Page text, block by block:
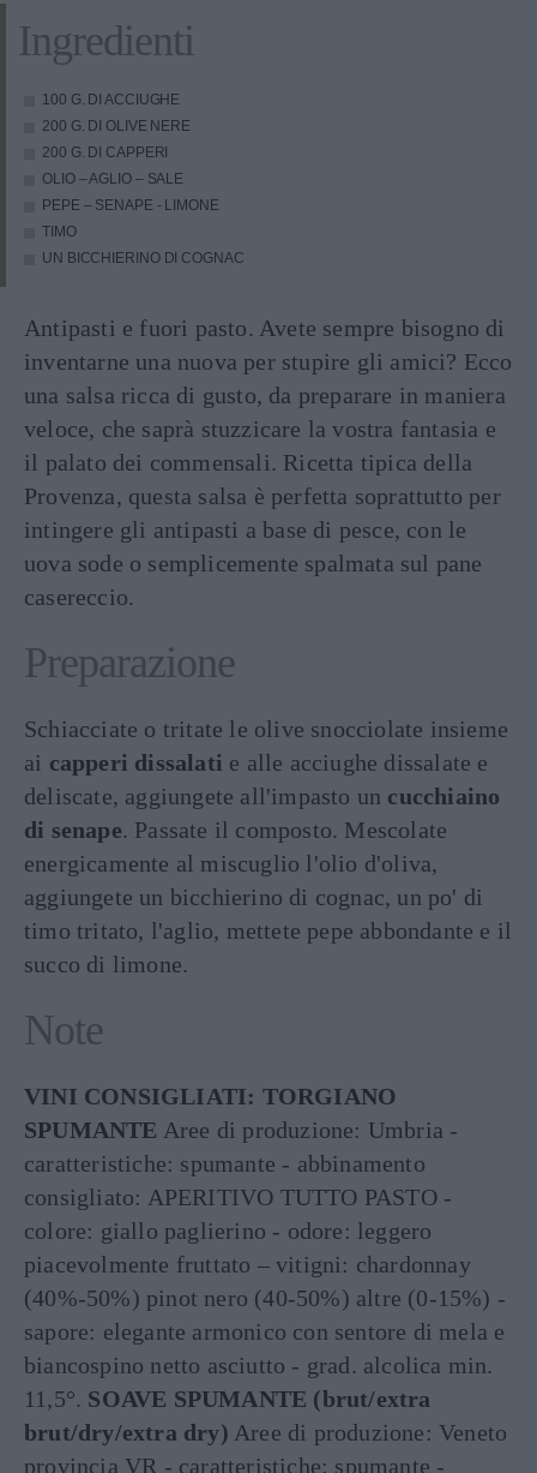
Ingredienti
100 G. DI ACCIUGHE
200 G. DI OLIVE NERE
200 G. DI CAPPERI
OLIO – AGLIO – SALE
PEPE – SENAPE - LIMONE
TIMO
UN BICCHIERINO DI COGNAC
Antipasti e fuori pasto. Avete sempre bisogno di
inventarne una nuova per stupire gli amici? Ecco
una salsa ricca di gusto, da preparare in maniera
veloce, che saprà stuzzicare la vostra fantasia e
il palato dei commensali. Ricetta tipica della
Provenza, questa salsa è perfetta soprattutto per
intingere gli antipasti a base di pesce, con le
uova sode o semplicemente spalmata sul pane
casereccio.
Preparazione
Schiacciate o tritate le olive snocciolate insieme
ai capperi dissalati e alle acciughe dissalate e
deliscate, aggiungete all'impasto un cucchiaino
di senape. Passate il composto. Mescolate
energicamente al miscuglio l'olio d'oliva,
aggiungete un bicchierino di cognac, un po' di
timo tritato, l'aglio, mettete pepe abbondante e il
succo di limone.
Note
VINI CONSIGLIATI: TORGIANO
SPUMANTE Aree di produzione: Umbria -
caratteristiche: spumante - abbinamento
consigliato: APERITIVO TUTTO PASTO -
colore: giallo paglierino - odore: leggero
piacevolmente fruttato – vitigni: chardonnay
(40%-50%) pinot nero (40-50%) altre (0-15%) -
sapore: elegante armonico con sentore di mela e
biancospino netto asciutto - grad. alcolica min.
11,5°. SOAVE SPUMANTE (brut/extra
brut/dry/extra dry) Aree di produzione: Veneto
provincia VR - caratteristiche: spumante -